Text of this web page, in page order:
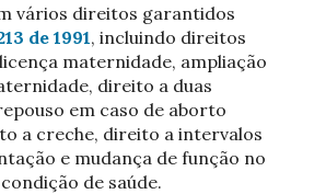
vários direitos garantidos
de 1991, incluindo direitos
maternidade, ampliação
direito a duas
em caso de aborto
a creche, direito a intervalos
e mudança de função no
de saúde.